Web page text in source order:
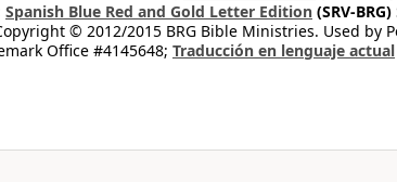
Spanish Blue Red and Gold Letter Edition (SRV-BRG)
© 2012/2015 BRG Bible Ministries. Used by
Office #4145648; Traducción en lenguaje actual